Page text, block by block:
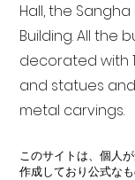
Hall, the
Building. All the
decorated with
and statues
metal carvings.
このサイトは、個人
作成しており公式なも